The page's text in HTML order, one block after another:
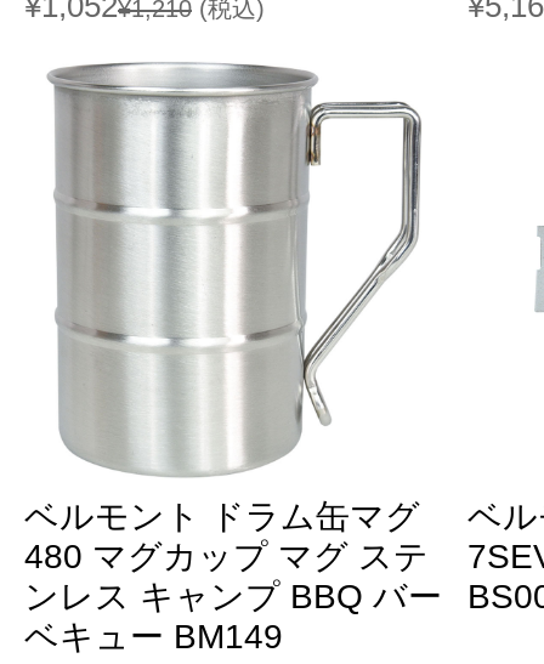
¥1,210 (税込)
ベルモント ドラム缶マグ
480 マグカップ マグ ステ
ンレス キャンプ BBQ バー
ベキュー BM149
ベ